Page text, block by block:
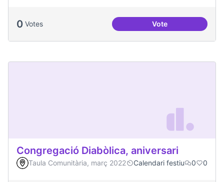
0 Votes VoteConvivim a
Congregació Diabòlica, aniversari
Taula Comunitària, març 2022 Calendari festiu 0 0